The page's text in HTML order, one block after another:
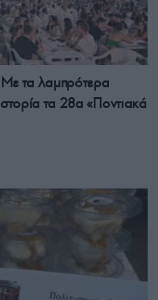
τα λαμπρότερα
τα 28α «Ποντιακά